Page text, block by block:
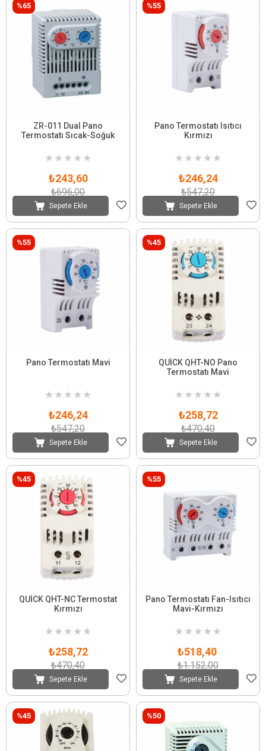
ZR-011 Dual Pano
Termostatı Sıcak-Soğuk
★ ★ ★ ★ ★
₺243,60
₺696,00
Sepete Ekle
%65
Pano Termostatı Isıtıcı
Kırmızı
★ ★ ★ ★ ★
₺246,24
₺547,20
Sepete Ekle
%55
Pano Termostatı Mavi
★ ★ ★ ★ ★
₺246,24
₺547,20
Sepete Ekle
%55
QUİCK QHT-NO Pano
Termostatı Mavi
★ ★ ★ ★ ★
₺258,72
₺470,40
Sepete Ekle
%45
QUİCK QHT-NC Termostat
Kırmızı
★ ★ ★ ★ ★
₺258,72
₺470,40
Sepete Ekle
%45
Pano Termostatı Fan-Isıtıcı
Mavi-Kırmızı
★ ★ ★ ★ ★
₺518,40
₺1.152,00
Sepete Ekle
%55
%45 %50